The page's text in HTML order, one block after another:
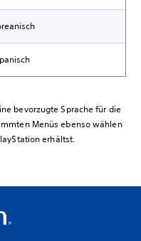
bevorzugte Sprache für die
Menüs ebenso wählen
erhältst.